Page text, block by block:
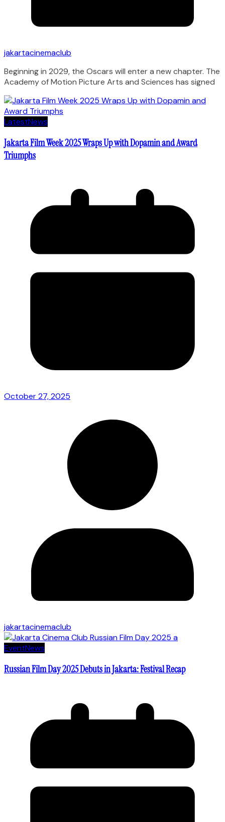
jakartacinemaclub
Beginning in 2029, the Oscars will enter a new chapter. The
Academy of Motion Picture Arts and Sciences has signed
LatestNews
Jakarta Film Week 2025 Wraps Up with Dopamin and Award
Triumphs
October 27, 2025
jakartacinemaclub
EventNews
Russian Film Day 2025 Debuts in Jakarta: Festival Recap